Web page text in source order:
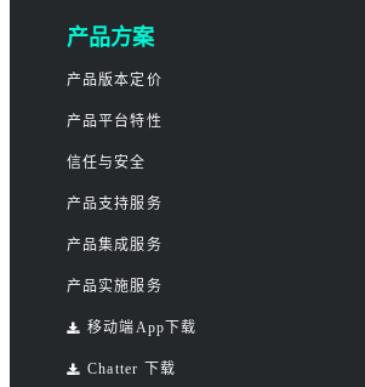
产品方案
产品版本定价
产品平台特性
信任与安全
产品支持服务
产品集成服务
产品实施服务
移动端App下载
Chatter 下载